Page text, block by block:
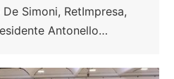
Simoni, RetImpresa,
Antonello…